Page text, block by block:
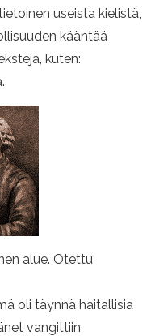
useista kielistä,
kääntää
kuten:
alue. Otettu
oli täynnä haitallisia
vangittiin